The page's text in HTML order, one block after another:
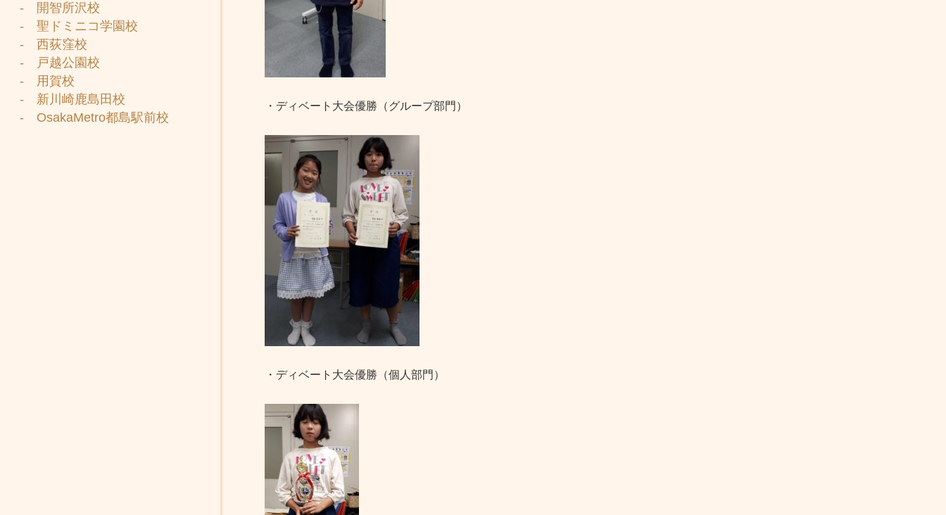
- 開智所沢校
- 聖ドミニコ学園校
- 西荻窪校
- 戸越公園校
- 用賀校
- 新川崎鹿島田校
- OsakaMetro都島駅前校
・ディベート大会優勝（グループ部門）
・ディベート大会優勝（個人部門）